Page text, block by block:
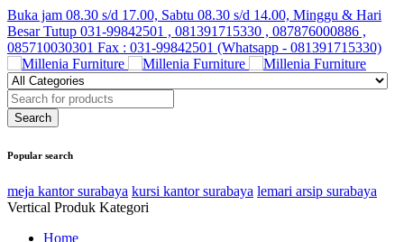
Buka jam 08.30 s/d 17.00, Sabtu 08.30 s/d 14.00, Minggu & Hari
Besar Tutup 031-99842501 , 081391715330 , 087876000886 ,
085710030301 Fax : 031-99842501 (Whatsapp - 081391715330)
Popular search
meja kantor surabaya kursi kantor surabaya lemari arsip surabaya
Vertical Produk Kategori
Home